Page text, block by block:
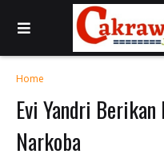
Home
Evi Yandri
Narkoba